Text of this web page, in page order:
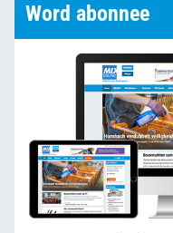
Word abonnee